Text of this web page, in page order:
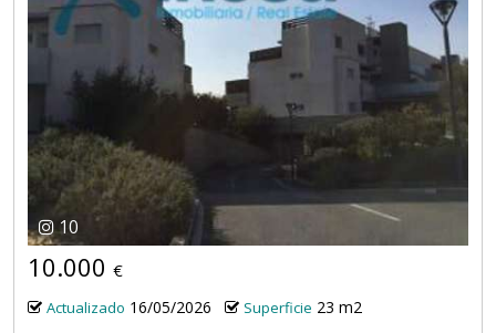
10
10.000 €
Actualizado 16/05/2026 Superficie 23 m2